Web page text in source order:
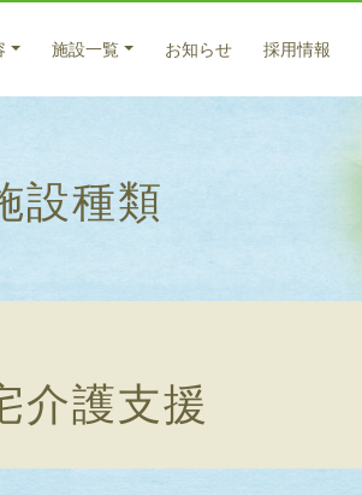
ごあいさつ
福寿
通所サ
在宅
サービ
施設一覧
ム サンバードナーシングホーム
らら
畝
福
老人
元気
お知らせ 採用情報
設種類
介護支援